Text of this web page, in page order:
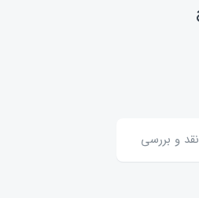
نقد و بررسی